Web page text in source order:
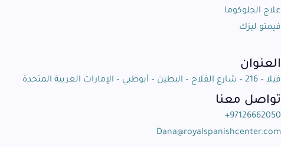
علاج الجلوكوما
فيمتو ليزك
العنوان
فيلا – 216 – شارع الفلاح – البطين – أبوظبي – الإمارات العربية المتحدة
تواصل معنا
97126662050+
Dana@royalspanishcenter.com